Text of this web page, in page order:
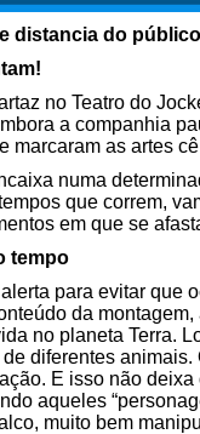
distancia do
no Teatro do
a companhia
marcaram as artes
numa
que correm,
em que se
tempo
para evitar
da
no planeta Terra.
diferentes
E isso não
aqueles
muito bem